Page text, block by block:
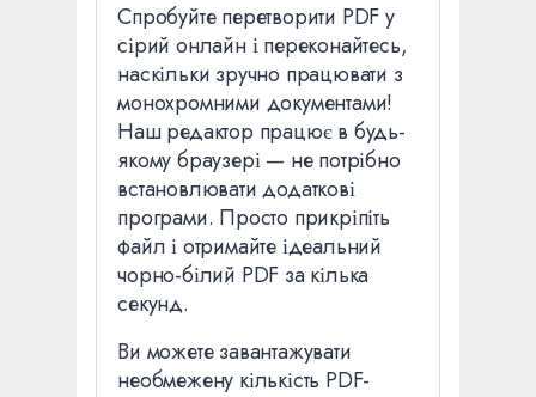
Спробуйте перетворити PDF у
сірий онлайн і переконайтесь,
наскільки зручно працювати з
монохромними документами!
Наш редактор працює в будь-
якому браузері — не потрібно
встановлювати додаткові
програми. Просто прикріпіть
файл і отримайте ідеальний
чорно-білий PDF за кілька
секунд.
Ви можете завантажувати
необмежену кількість PDF-